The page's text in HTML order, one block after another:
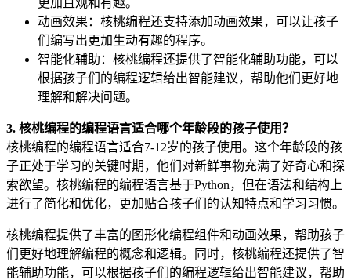
动画效果：核桃编程还支持添加动画效果，可以让孩子
们编写出更加生动有趣的程序。
智能化辅助：核桃编程还提供了智能化辅助功能，可以
根据孩子们的编程逻辑给出智能建议，帮助他们更好地
理解和解决问题。
3. 核桃编程的编程语言适合哪个年龄段的孩子使用？
核桃编程的编程语言适合7-12岁的孩子使用。这个年龄段的孩
子正处于学习的关键时期，他们对新鲜事物充满了好奇心和探
索欲望。核桃编程的编程语言基于Python，但在语法和结构上
进行了简化和优化，更加贴合孩子们的认知特点和学习习惯。
核桃编程提供了丰富的图形化编程组件和动画效果，帮助孩子
们更好地理解编程的概念和逻辑。同时，核桃编程还提供了智
能辅助功能，可以根据孩子们的编程逻辑给出智能建议，帮助